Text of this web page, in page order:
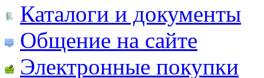
Каталоги и документы
Общение на сайте
Электронные покупки